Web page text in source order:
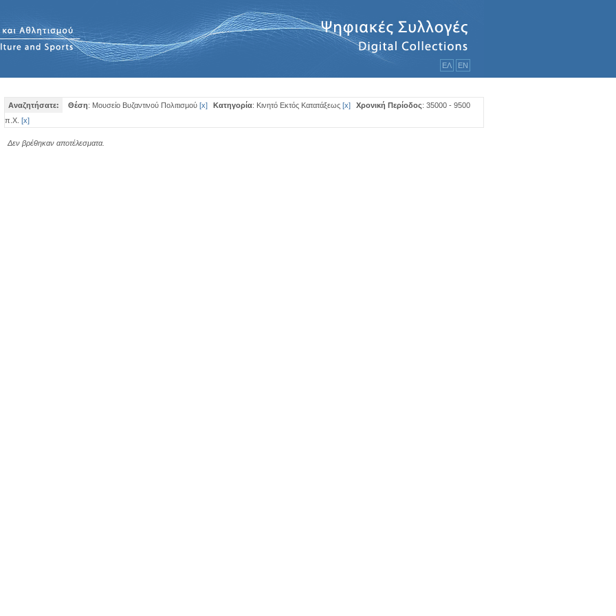
ΕΛ ΕΝ
Αναζητήσατε: Θέση: Μουσείο Βυζαντινού Πολιτισμού [x] Κατηγορία: Κινητό Εκτός Κατατάξεως [x] Χρονική Περίοδος: 35000 - 9500
π.Χ. [x]
Δεν βρέθηκαν αποτέλεσματα.